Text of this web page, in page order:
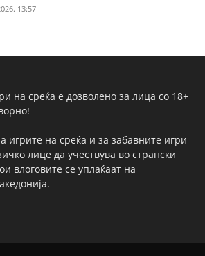
13:57
на среќа е дозволено за лица со 18+
игрите на среќа и за забавните игри
лице да учествува во странски
влоговите се уплаќаат на